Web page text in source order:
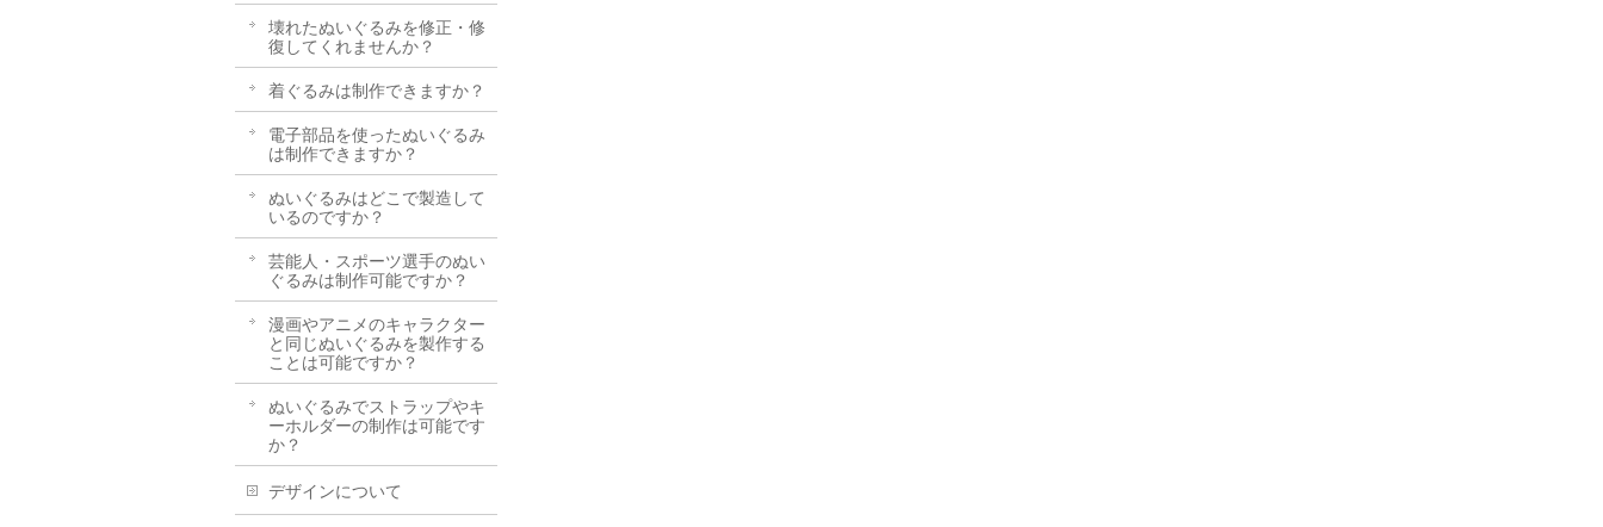
壊れたぬいぐるみを修正・修
復してくれませんか？
着ぐるみは制作できますか？
電子部品を使ったぬいぐるみ
は制作できますか？
ぬいぐるみはどこで製造して
いるのですか？
芸能人・スポーツ選手のぬい
ぐるみは制作可能ですか？
漫画やアニメのキャラクター
と同じぬいぐるみを製作する
ことは可能ですか？
ぬいぐるみでストラップやキ
ーホルダーの制作は可能です
か？
デザインについて